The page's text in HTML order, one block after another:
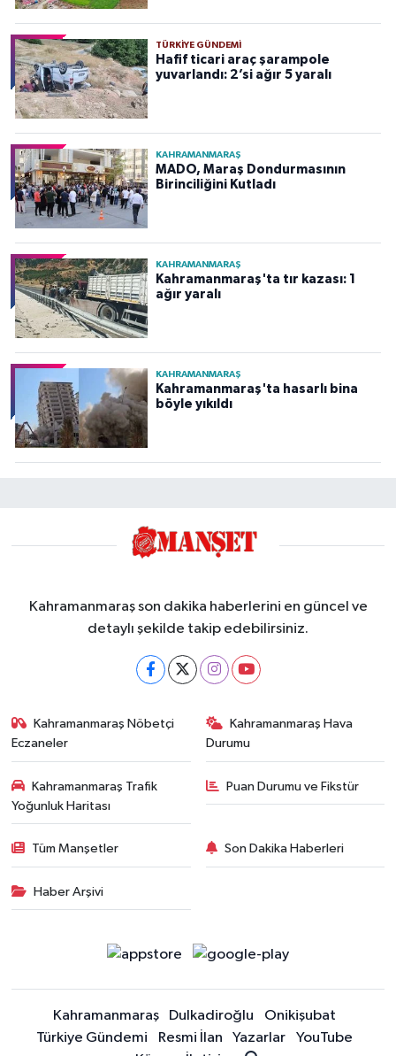
TÜRKIYE GÜNDEMI
Hafif ticari araç şarampole
yuvarlandı: 2’si ağır 5 yaralı
KAHRAMANMARAŞ
MADO, Maraş Dondurmasının
Birinciliğini Kutladı
KAHRAMANMARAŞ
Kahramanmaraş'ta tır kazası: 1
ağır yaralı
KAHRAMANMARAŞ
Kahramanmaraş'ta hasarlı bina
böyle yıkıldı
Kahramanmaraş son dakika haberlerini en güncel ve
detaylı şekilde takip edebilirsiniz.
Kahramanmaraş Nöbetçi
Eczaneler
Kahramanmaraş Hava
Durumu
Kahramanmaraş Trafik
Yoğunluk Haritası
Puan Durumu ve Fikstür
Tüm Manşetler Son Dakika Haberleri
Haber Arşivi
Kahramanmaraş Dulkadiroğlu
Onikişubat
Türkiye Gündemi
Resmi İlan Yazarlar
YouTube